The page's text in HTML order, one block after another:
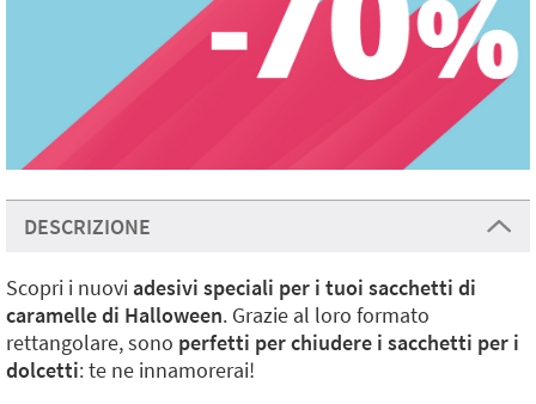
DESCRIZIONE
Scopri i nuoviadesivi speciali per i tuoi sacchetti di
caramelle di Halloween. Grazie al loro formato
rettangolare, sono perfetti per chiudere i sacchetti per i
dolcetti: te ne innamorerai!